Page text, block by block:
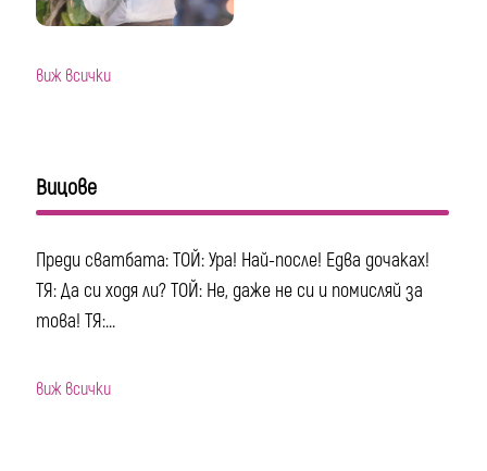
виж всички
Вицове
Преди сватбата: ТОЙ: Ура! Най-после! Едва дочаках!
ТЯ: Да си ходя ли? ТОЙ: Не, даже не си и помисляй за
това! ТЯ:...
виж всички